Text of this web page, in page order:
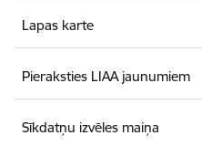
Lapas karte
Pieraksties LIAA jaunumiem
Sīkdatņu izvēles maiņa